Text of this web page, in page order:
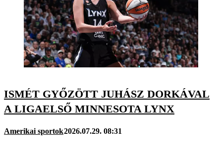
ISMÉT GYŐZÖTT JUHÁSZ DORKÁVAL
A LIGAELSŐ MINNESOTA LYNX
Amerikai sportok2026.07.29. 08:31